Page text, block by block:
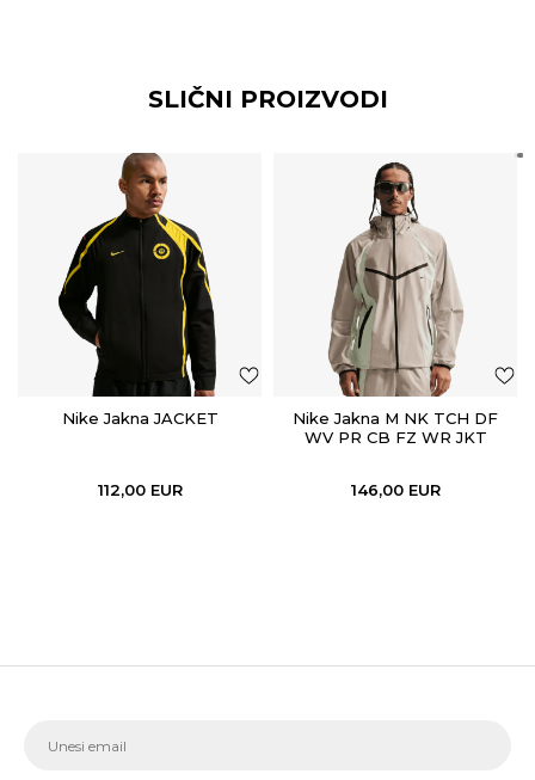
SLIČNI PROIZVODI
Nike Jakna JACKET
112,00 EUR
Nike Jakna M NK TCH DF
WV PR CB FZ WR JKT
146,00 EUR